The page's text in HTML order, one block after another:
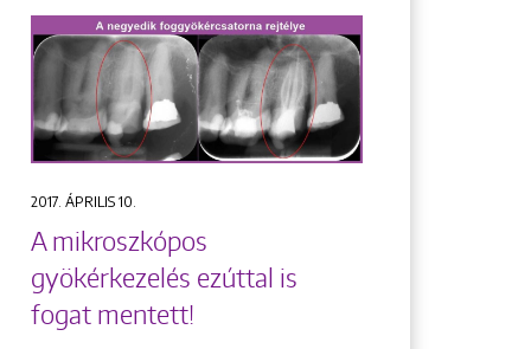
2017. ÁPRILIS 10.
A mikroszkópos
gyökérkezelés ezúttal is
fogat mentett!